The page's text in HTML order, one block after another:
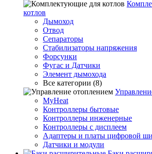
котлов
Дымоход
Отвод
Сепараторы
Стабилизаторы напряжения
Форсунки
Фугас и Датчики
Элемент дымохода
Все категории (8)
MyHeat
Контроллеры бытовые
Контроллеры инженерные
Контроллеры с дисплеем
Адаптеры и платы цифровой
Датчики и модули